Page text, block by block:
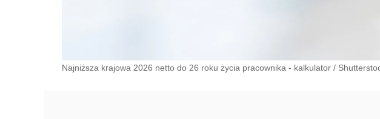
Najniższa krajowa 2026 netto do 26 roku życia pracownika - kalkulator /